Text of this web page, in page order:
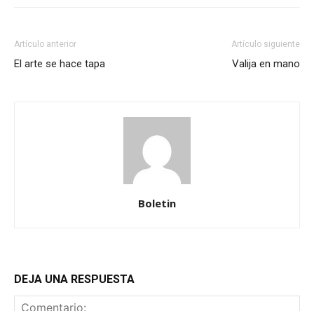
Artículo anterior
El arte se hace tapa
Artículo siguiente
Valija en mano
Boletin
DEJA UNA RESPUESTA